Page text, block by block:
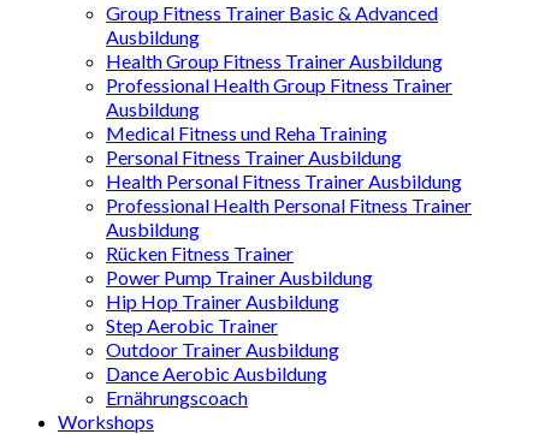
Group Fitness Trainer Basic & Advanced
Ausbildung
Health Group Fitness Trainer Ausbildung
Professional Health Group Fitness Trainer
Ausbildung
Medical Fitness und Reha Training
Personal Fitness Trainer Ausbildung
Health Personal Fitness Trainer Ausbildung
Professional Health Personal Fitness Trainer
Ausbildung
Rücken Fitness Trainer
Power Pump Trainer Ausbildung
Hip Hop Trainer Ausbildung
Step Aerobic Trainer
Outdoor Trainer Ausbildung
Dance Aerobic Ausbildung
Ernährungscoach
Workshops